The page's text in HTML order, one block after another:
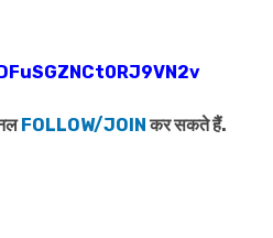
FOLLOW/JOINकर सकते हैं.